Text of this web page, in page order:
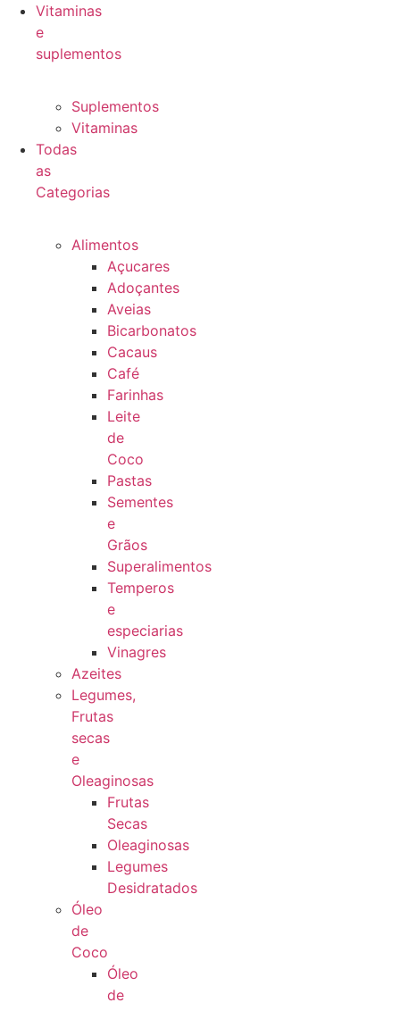
Vitaminas
e
suplementos
Suplementos
Vitaminas
Todas
as
Categorias
Alimentos
Açucares
Adoçantes
Aveias
Bicarbonatos
Cacaus
Café
Farinhas
Leite
de
Coco
Pastas
Sementes
e
Grãos
Superalimentos
Temperos
e
especiarias
Vinagres
Azeites
Legumes,
Frutas
secas
e
Oleaginosas
Frutas
Secas
Oleaginosas
Legumes
Desidratados
Óleo
de
Coco
Óleo
de